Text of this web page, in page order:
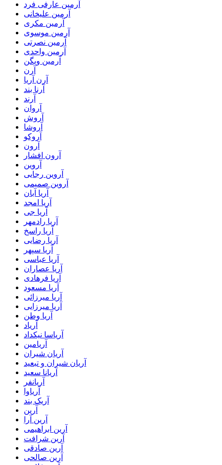
آرمین عارفی فرد
آرمین علیخانی
آرمین مکری
آرمین موسوی
آرمین نصرتی
آرمین واحدی
آرمین ویگن
آرن
آرن آریا
آرنا بند
آرند
آروان
آروش
آروشا
آروکو
آرون
آرون افشار
آروین
آروین رجایی
آروین صمیمی
آریا آبان
آریا امجد
آریا جی
آریا رادمهر
آریا راسخ
آریا رضایی
آریا سپهر
آریا عباسی
آریا عصاران
آریا فرهادی
آریا مسعود
آریا میرزائی
آریا میرزایی
آریا وطن
آریاد
آریاسا نیکداد
آریامین
آریان شیران
آریان شیران و تبعید
آریانا سعید
آریانفر
آریاوا
آریک بند
آرین
آرین آرا
آرین ابراهیمی
آرین شرافت
آرین صادقی
آرین صالحی